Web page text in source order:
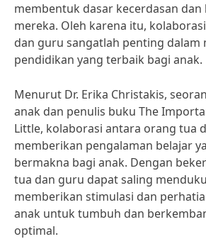
membentuk dasar kecerdasan
mereka. Oleh karena itu,
dan guru sangatlah penting dalam
pendidikan yang terbaik bagi anak.
Menurut Dr. Erika Christakis,
anak dan penulis buku The
Little, kolaborasi antara orang tua
memberikan pengalaman belajar
bermakna bagi anak. Dengan
tua dan guru dapat saling
memberikan stimulasi dan
anak untuk tumbuh dan
optimal.